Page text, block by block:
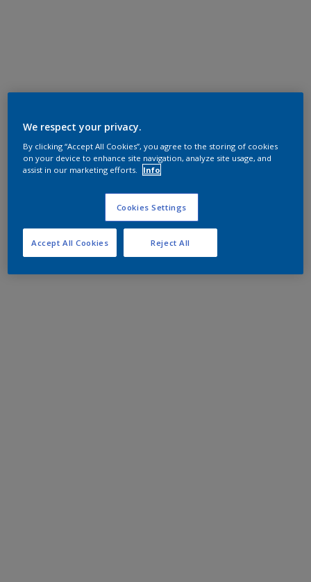
We respect your privacy.
By clicking “Accept All Cookies”, you agree to the storing of cookies
on your device to enhance site navigation, analyze site usage, and
assist in our marketing efforts.
Info
Cookies Settings
Reject All
Accept All Cookies